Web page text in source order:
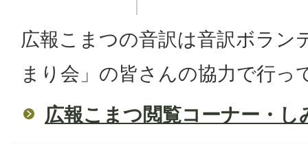
広報こまつの音訳は音訳ボラン
まり会」の皆さんの協力で行っ
広報こまつ閲覧コーナー・し